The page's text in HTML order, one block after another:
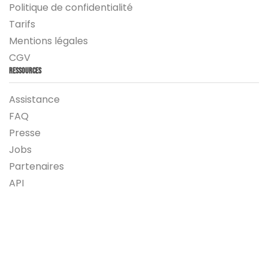
Politique de confidentialité
Tarifs
Mentions légales
CGV
Ressources
Assistance
FAQ
Presse
Jobs
Partenaires
API